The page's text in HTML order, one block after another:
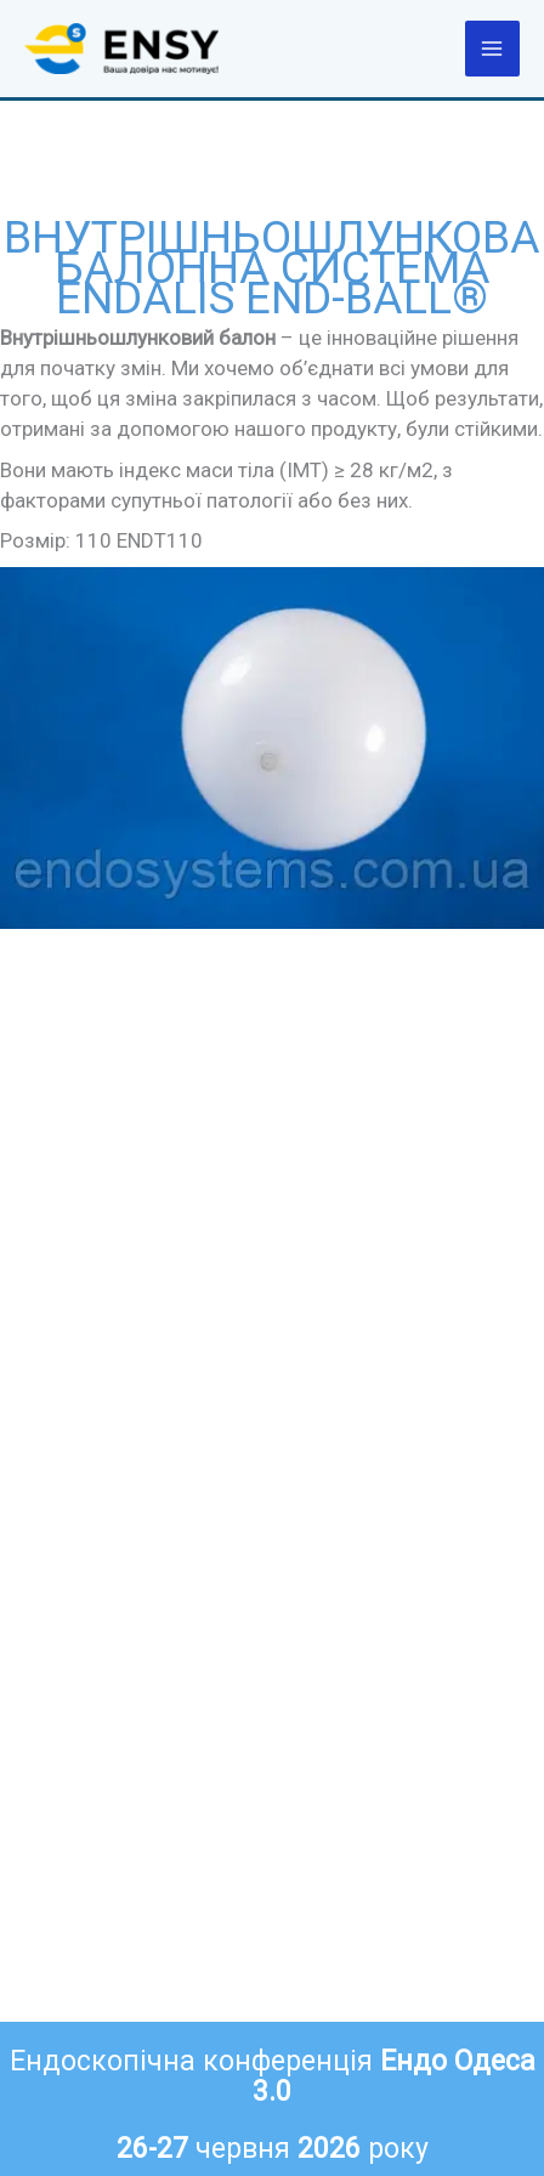
вмісту
ВНУТРІШНЬОШЛУНКОВА
БАЛОННА СИСТЕМА
ENDALIS END-BALL®
Внутрішньошлунковий балон – це інноваційне рішення
для початку змін. Ми хочемо об’єднати всі умови для
того, щоб ця зміна закріпилася з часом. Щоб результати,
отримані за допомогою нашого продукту, були стійкими.
Вони мають індекс маси тіла (ІМТ) ≥ 28 кг/м2, з
факторами супутньої патології або без них.
Розмір: 110 ENDT110
Ендоскопічна конференція Ендо Одеса
3.0
26-27 червня 2026 року